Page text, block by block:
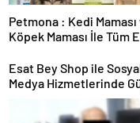
Petmona : Kedi Maması
Köpek Maması İle Tüm
Esat Bey Shop ile
Medya Hizmetlerinde